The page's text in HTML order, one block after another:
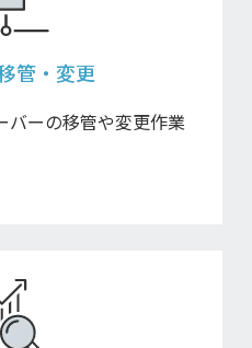
管・変更
バーの移管や変更作業